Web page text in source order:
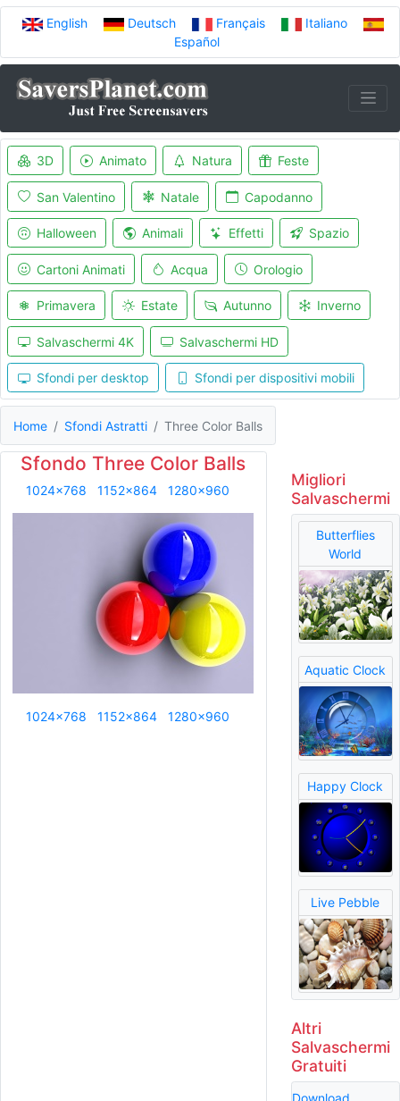
English Deutsch Français
Italiano
Español
3D Animato Natura Feste
San Valentino Natale Capodanno
Halloween Animali Effetti Spazio
Cartoni Animati Acqua Orologio
Primavera Estate Autunno Inverno
Salvaschermi 4K Salvaschermi HD
Sfondi per desktop Sfondi per dispositivi mobili
Home Sfondi Astratti Three Color Balls
Sfondo Three Color Balls
1024x768 1152x864 1280x960
1024x768 1152x864 1280x960
Migliori
Salvaschermi
Butterflies
World
Aquatic Clock
Happy Clock
Live Pebble
Altri
Salvaschermi
Gratuiti